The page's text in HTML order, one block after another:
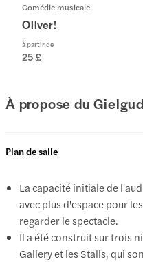
Comédie musicale
Oliver!
à partir de
25 £
À propose du
Plan de salle
La capacité initiale de
avec plus d'espace pour
regarder le spectacle.
Il a été construit sur trois
Gallery et les Stalls, qui